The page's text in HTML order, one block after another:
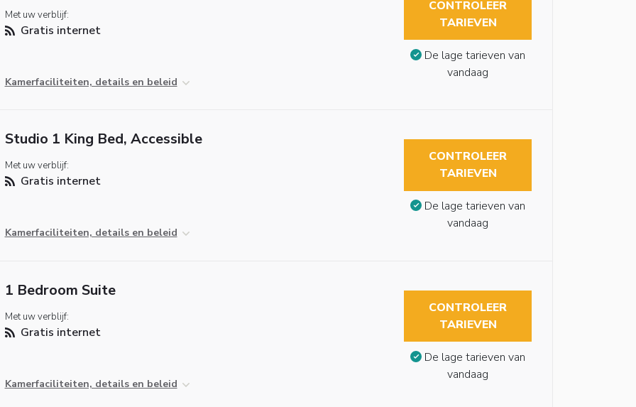
Met uw verblijf:
Gratis internet
Kamerfaciliteiten, details en beleid
CONTROLEER
TARIEVEN
De lage tarieven van
vandaag
Studio 1 King Bed, Accessible
Met uw verblijf:
Gratis internet
Kamerfaciliteiten, details en beleid
CONTROLEER
TARIEVEN
De lage tarieven van
vandaag
1 Bedroom Suite
Met uw verblijf:
Gratis internet
Kamerfaciliteiten, details en beleid
CONTROLEER
TARIEVEN
De lage tarieven van
vandaag